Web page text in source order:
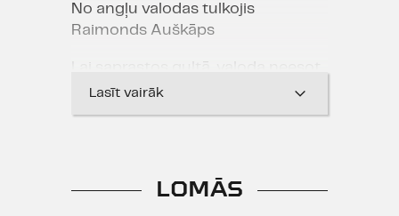
No angļu valodas tulkojis
Raimonds Auškāps
Lai saprastos gultā, valoda neesot
šķērslis. Bet vai arī tad, ja... "pilna
Un luga parāda, kādos tik
dažnedažādos veidos cilvēki var
Lasīt vairāk
LOMĀS